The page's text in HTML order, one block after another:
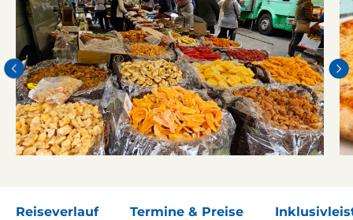
Reiseverlauf Termine & Preise